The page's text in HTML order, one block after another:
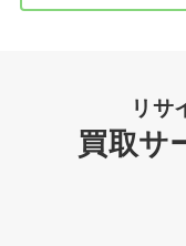
リサ
買取サ